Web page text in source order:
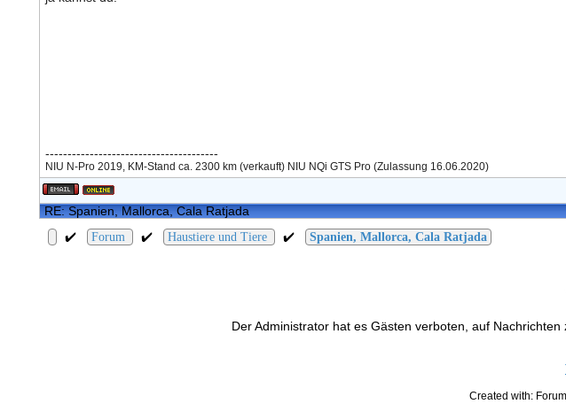
---------------------------------------
NIU N-Pro 2019, KM-Stand ca. 2300 km (verkauft) NIU NQi GTS Pro (Zulassung 16.06.2020)
RE: Spanien, Mallorca, Cala Ratjada
✔️
Forum ✔️ Haustiere und Tiere ✔️ Spanien, Mallorca, Cala Ratjada
Der Administrator hat es Gästen verboten, auf
Created with: